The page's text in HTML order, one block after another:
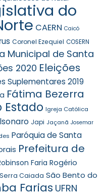
do
CAERN Caicó
Coronel Ezequiel COSERN
Municipal de Santa
2020 Eleições
Suplementares 2019
Fátima Bezerra
Estado Igreja Católica
Japi Jaçanã Josemar
Paróquia de Santa
Prefeitura de
Faria Rogério
Serra Caiada São Bento do
Farias UFRN